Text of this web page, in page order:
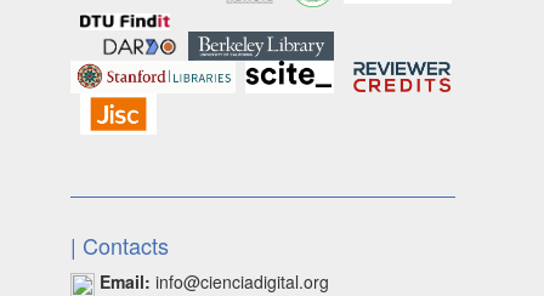
| Contacts
Email: info@cienciadigital.org